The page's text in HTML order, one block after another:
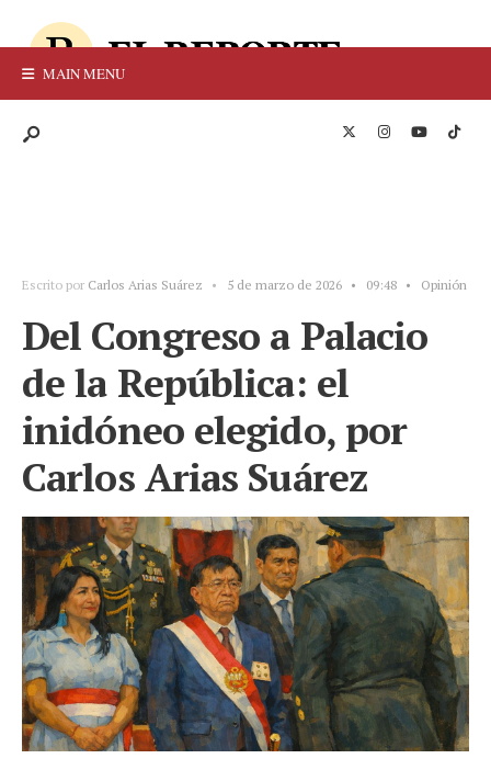
MAIN MENU
Escrito por Carlos Arias Suárez • 5 de marzo de 2026 • 09:48 • Opinión
Del Congreso a Palacio
de la República: el
inidóneo elegido, por
Carlos Arias Suárez